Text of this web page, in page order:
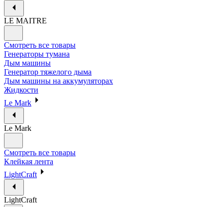
LE MAITRE
Смотреть все товары
Генераторы тумана
Дым машины
Генератор тяжелого дыма
Дым машины на аккумуляторах
Жидкости
Le Mark
Le Mark
Смотреть все товары
Клейкая лента
LightCraft
LightCraft